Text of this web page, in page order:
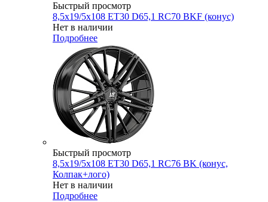
Быстрый просмотр
8,5x19/5x108 ET30 D65,1 RC70 BKF (конус)
Нет в наличии
Подробнее
Быстрый просмотр
8,5x19/5x108 ET30 D65,1 RC76 BK (конус,
Колпак+лого)
Нет в наличии
Подробнее